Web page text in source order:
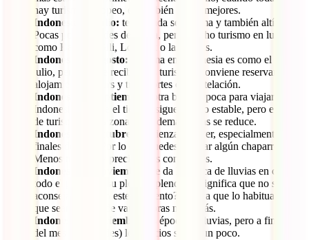
hay turismo europeo, es también de las mejores.
Indonesia en julio: temporada sequísima y también altísima.
Pocas posibilidades de lluvia, pero mucho turismo en lugares
como Bali, las Gili, Lombok o las Nusas.
Indonesia en agosto: el clima en Indonesia es como el de
julio, pero aún se recibe más turismo. Conviene reservar
alojamientos, tours y transportes con antelación.
Indonesia en septiembre:
otra buena época para viajar a
Indonesia, ya que el tiempo sigue siendo estable, pero el nivel
de turismo en las zonas más demandadas se reduce.
Indonesia en octubre:
comienza a llover, especialmente a
finales de mes. Por lo que puedes esperar algún chaparrón.
Menos turismo y precios más contenidos.
Indonesia en noviembre:
se da la época de lluvias en casi
todo el país y en su pleno esplendor. ¿Significa que no se
aconseja viajar en este momento? No, ya que lo habitual es
que sean lluvias de varias horas nada más.
Indonesia en diciembre:
es época de lluvias, pero a finales
del mes (Navidades) los precios suben un poco.